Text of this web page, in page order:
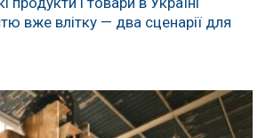
вже влітку — два сценарії для